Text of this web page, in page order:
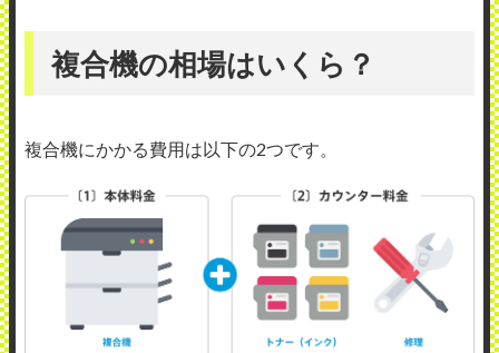
複合機の相場はいくら？
複合機にかかる費用は以下の2つです。